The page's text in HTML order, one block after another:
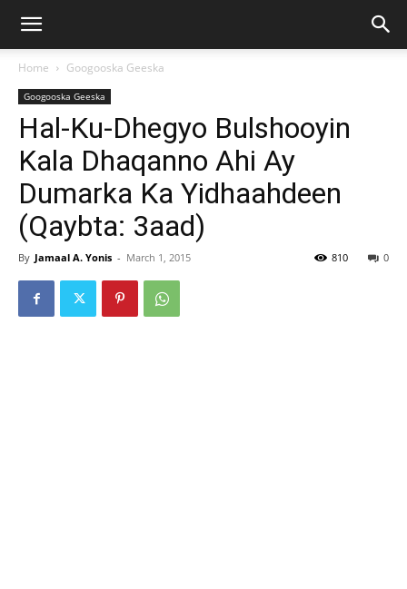
Home Googooska Geeska
Googooska Geeska
Hal-Ku-Dhegyo Bulshooyin
Kala Dhaqanno Ahi Ay
Dumarka Ka Yidhaahdeen
(Qaybta: 3aad)
By Jamaal A. Yonis - March 1, 2015 0
810